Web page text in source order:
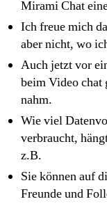
Mirami Chat
Ich freue mich
aber nicht, wo
Auch jetzt vor
beim Video chat
nahm.
Wie viel
verbraucht,
z.B.
Sie können auf
Freunde und